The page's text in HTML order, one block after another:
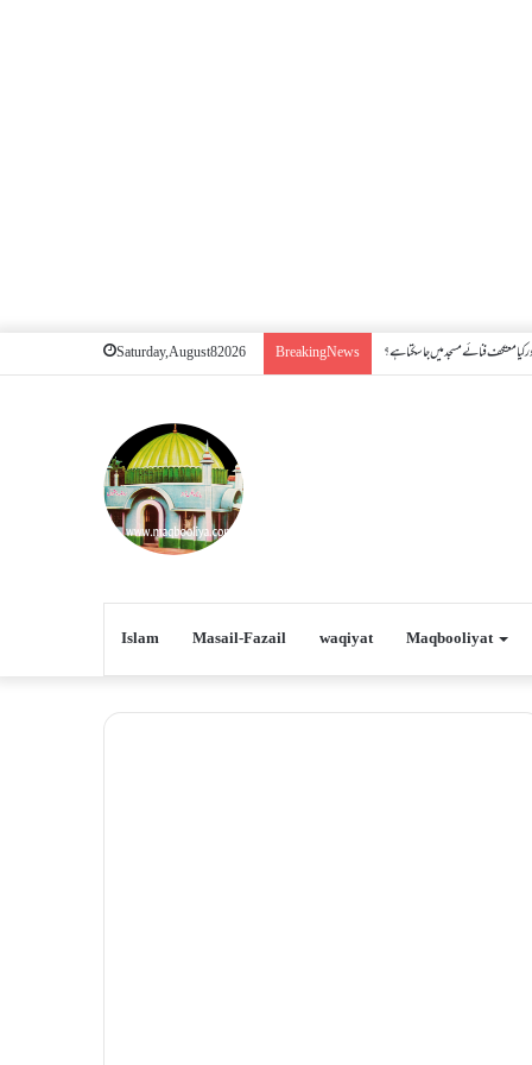
Saturday, August 8 2026 Breaking News معتکف فنائے مسجد میں جا سکتا ہے؟
Islam Masail-Fazail waqiyat Maqbooliyat